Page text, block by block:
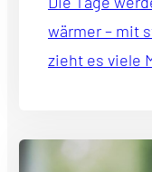
wärmer – mit
zieht es viele
Grillsaison